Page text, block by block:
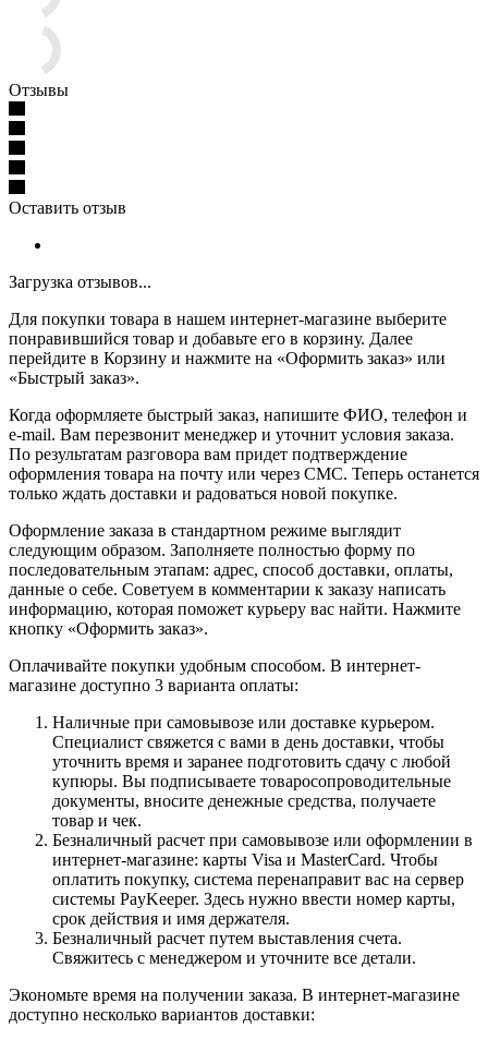
Отзывы
Оставить отзыв
Загрузка отзывов...
Для покупки товара в нашем интернет-магазине выберите
понравившийся товар и добавьте его в корзину. Далее
перейдите в Корзину и нажмите на «Оформить заказ» или
«Быстрый заказ».
Когда оформляете быстрый заказ, напишите ФИО, телефон и
e-mail. Вам перезвонит менеджер и уточнит условия заказа.
По результатам разговора вам придет подтверждение
оформления товара на почту или через СМС. Теперь останется
только ждать доставки и радоваться новой покупке.
Оформление заказа в стандартном режиме выглядит
следующим образом. Заполняете полностью форму по
последовательным этапам: адрес, способ доставки, оплаты,
данные о себе. Советуем в комментарии к заказу написать
информацию, которая поможет курьеру вас найти. Нажмите
кнопку «Оформить заказ».
Оплачивайте покупки удобным способом. В интернет-
магазине доступно 3 варианта оплаты:
Наличные при самовывозе или доставке курьером.
Специалист свяжется с вами в день доставки, чтобы
уточнить время и заранее подготовить сдачу с любой
купюры. Вы подписываете товаросопроводительные
документы, вносите денежные средства, получаете
товар и чек.
Безналичный расчет при самовывозе или оформлении в
интернет-магазине: карты Visa и MasterCard. Чтобы
оплатить покупку, система перенаправит вас на сервер
системы PayKeeper. Здесь нужно ввести номер карты,
срок действия и имя держателя.
Безналичный расчет путем выставления счета.
Свяжитесь с менеджером и уточните все детали.
Экономьте время на получении заказа. В интернет-магазине
доступно несколько вариантов доставки: